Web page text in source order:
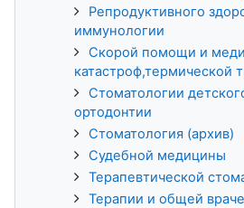
Репродуктивного
иммунологии
Скорой помощи и
катастроф,термической
Стоматологии
ортодонтии
Стоматология (архив)
Судебной медицины
Терапевтической
Терапии и общей